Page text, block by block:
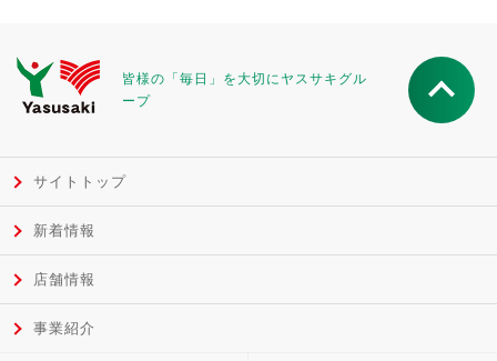
皆様の「毎日」を大切にヤスサキグル
ープ
サイトトップ
新着情報
店舗情報
事業紹介